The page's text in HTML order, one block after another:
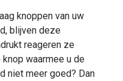
knoppen van uw
blijven deze
reageren ze
waarmee u de
niet meer goed? Dan